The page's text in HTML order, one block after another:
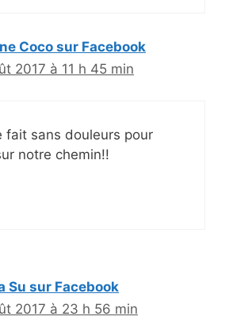
Coco sur Facebook
2017 à 11 h 45 min
fait sans douleurs pour
notre chemin!!
Su sur Facebook
2017 à 23 h 56 min